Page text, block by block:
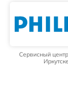
Сервисный
Иркутске